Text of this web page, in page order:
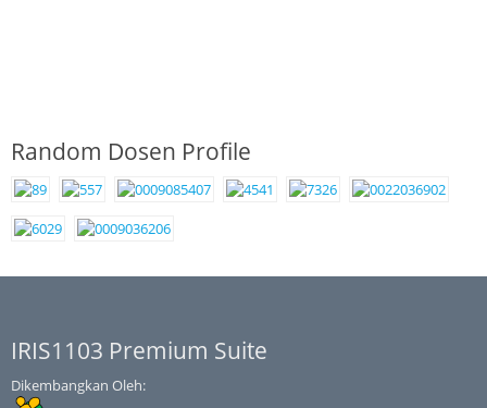
Random Dosen Profile
IRIS1103 Premium Suite
Dikembangkan Oleh: